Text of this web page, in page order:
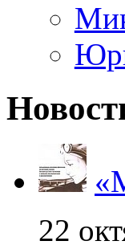
22